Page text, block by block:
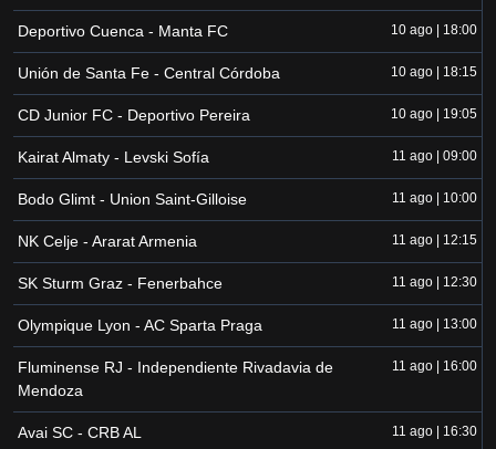
Deportivo Cuenca - Manta FC 10 ago | 18:00
Unión de Santa Fe - Central Córdoba 10 ago | 18:15
CD Junior FC - Deportivo Pereira 10 ago | 19:05
Kairat Almaty - Levski Sofía 11 ago | 09:00
Bodo Glimt - Union Saint-Gilloise 11 ago | 10:00
NK Celje - Ararat Armenia 11 ago | 12:15
SK Sturm Graz - Fenerbahce 11 ago | 12:30
Olympique Lyon - AC Sparta Praga 11 ago | 13:00
Fluminense RJ - Independiente Rivadavia de
Mendoza
11 ago | 16:00
Avai SC - CRB AL 11 ago | 16:30